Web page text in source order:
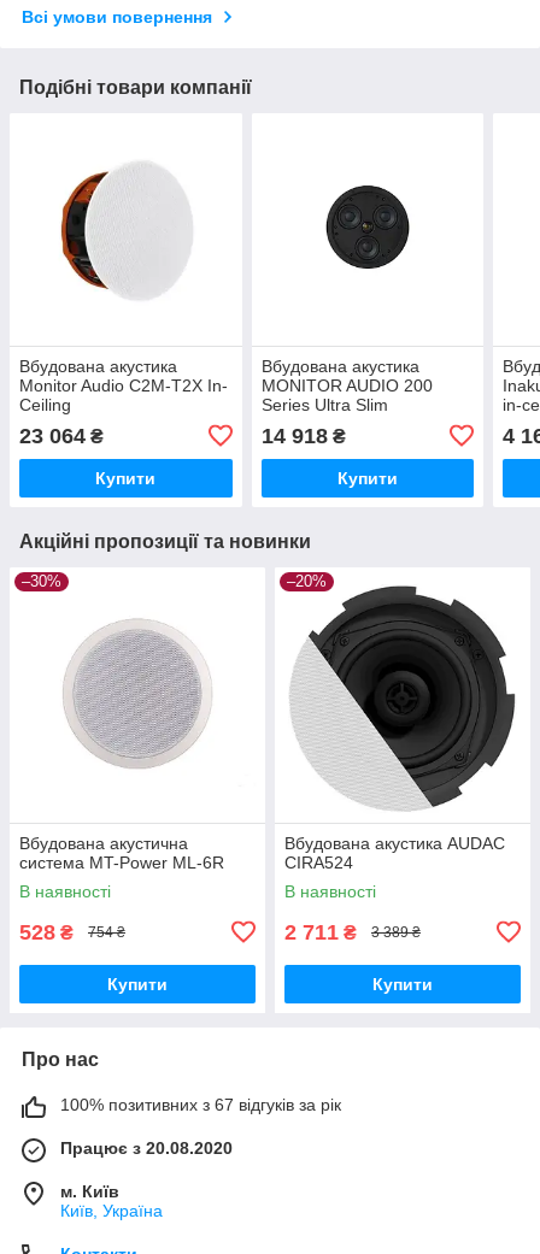
Всі умови повернення
Подібні товари компанії
Вбудована акустика
Monitor Audio C2M-T2X In-
Ceiling
23 064 ₴
Купити
Вбудована акустика
MONITOR AUDIO 200
Series Ultra Slim
14 918₴
Купити
in-
4
Акційні пропозиції та новинки
–30%
Вбудована акустична
система MT-Power ML-6R
В наявності
528 ₴ 754 ₴
Купити
–20%
Вбудована акустика AUDAC
CIRA524
В наявності
2 711 ₴ 3 389 ₴
Купити
Про нас
100% позитивних з 67 відгуків за рік
Працює з 20.08.2020
м. Київ
Київ, Україна